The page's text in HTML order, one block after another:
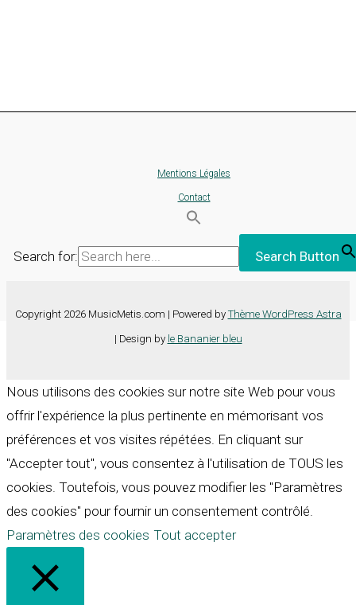
Mentions Légales
Contact
Search for: Search Button
Copyright 2026 MusicMetis.com | Powered by Thème WordPress Astra
| Design by le Bananier bleu
Nous utilisons des cookies sur notre site Web pour vous
offrir l'expérience la plus pertinente en mémorisant vos
préférences et vos visites répétées. En cliquant sur
"Accepter tout", vous consentez à l'utilisation de TOUS les
cookies. Toutefois, vous pouvez modifier les "Paramètres
des cookies" pour fournir un consentement contrôlé.
Paramètres des cookies Tout accepter